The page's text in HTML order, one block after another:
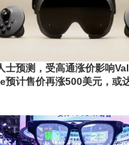
士预测，受高通涨价影响
预计售价再涨500美元，或